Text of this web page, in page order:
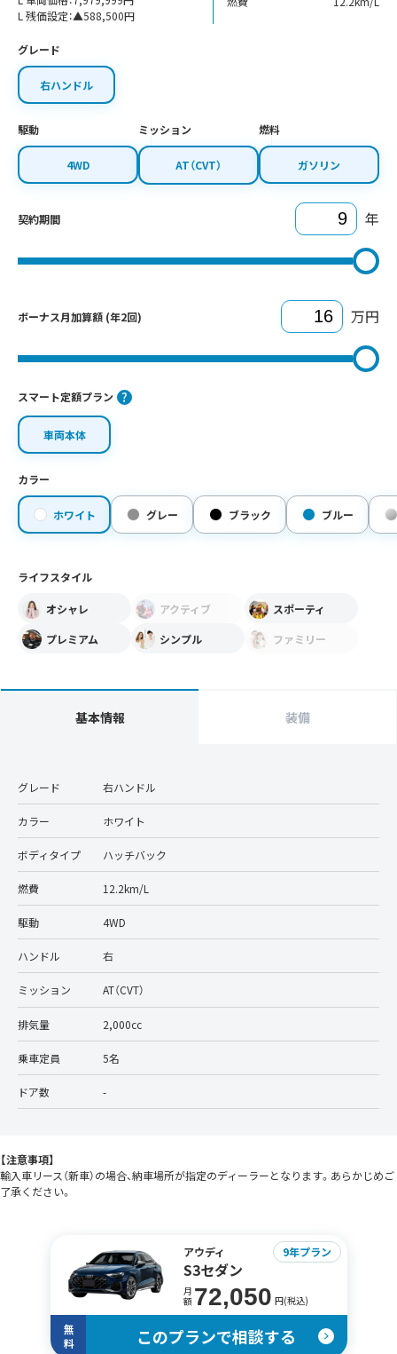
L 残価設定：▲588,500円
グレード
右ハンドル
駆動
4WD
ミッション
AT（CVT）
燃料
ガソリン
契約期間 年
ボーナス月加算額 (年2回) 万円
スマート定額プラン
車両本体
カラー
ホワイト グレー ブラック ブルー
ライフスタイル
オシャレ アクティブ
スポーティ
プレミアム
シンプル ファミリー
基本情報 装備
グレード 右ハンドル
カラー ホワイト
ボディタイプ ハッチバック
燃費 12.2km/L
駆動 4WD
ハンドル 右
ミッション AT（CVT）
排気量 2,000cc
乗車定員 5名
ドア数 -
【注意事項】
輸入車リース（新車）の場合、納車場所が指定のディーラーとなります。あらかじめご
了承ください。
アウディ
S3セダン
月
額 72,050 円(税込)
9年プラン
無
料
このプランで相談する